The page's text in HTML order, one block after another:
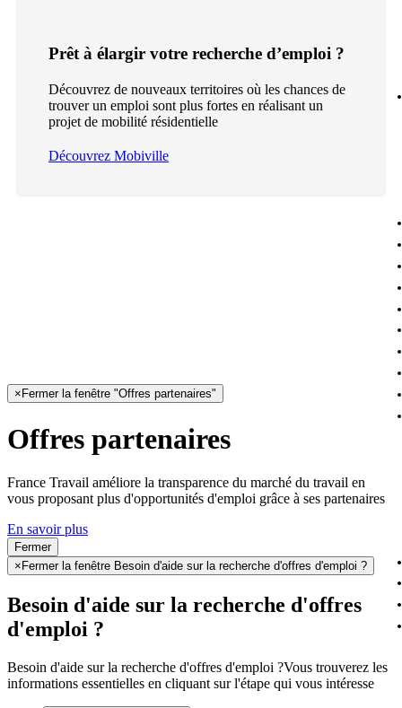
Prêt à élargir votre recherche d’emploi ?
Découvrez de nouveaux territoires où les chances de
trouver un emploi sont plus fortes en réalisant un
projet de mobilité résidentielle
Découvrez Mobiville
× Fermer la fenêtre "Offres partenaires"
Offres partenaires
France Travail améliore la transparence du marché du travail en
vous proposant plus d'opportunités d'emploi grâce à ses partenaires
En savoir plus
Fermer
× Fermer la fenêtre Besoin d'aide sur la recherche d'offres d'emploi ?
Besoin d'aide sur la recherche d'offres
d'emploi ?
Besoin d'aide sur la recherche d'offres d'emploi ?Vous trouverez les
informations essentielles en cliquant sur l'étape qui vous intéresse